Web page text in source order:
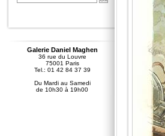
Galerie Daniel Maghen
36 rue du Louvre
75001 Paris
Tel.: 01 42 84 37 39
Du Mardi au Samedi
de 10h30 à 19h00